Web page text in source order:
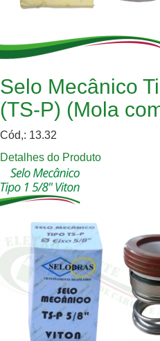
Selo Mecânico
(TS-P) (Mola
Cód,: 13.32
Detalhes do Produto